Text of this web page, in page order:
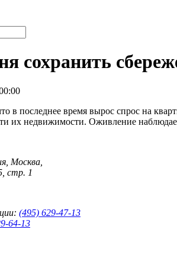
сохранить
в последнее время вырос спрос на
их недвижимости. Оживление
Москва,
стр. 1
(495) 629-47-13
64-13